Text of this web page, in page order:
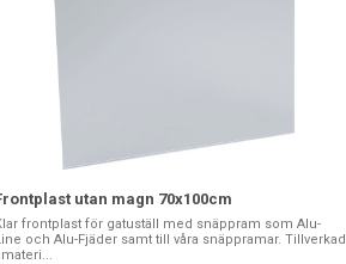
utan magn 70x100cm
frontplast för gatuställ med snäppram som Alu-
och Alu-Fjäder samt till våra snäppramar. Tillverkad